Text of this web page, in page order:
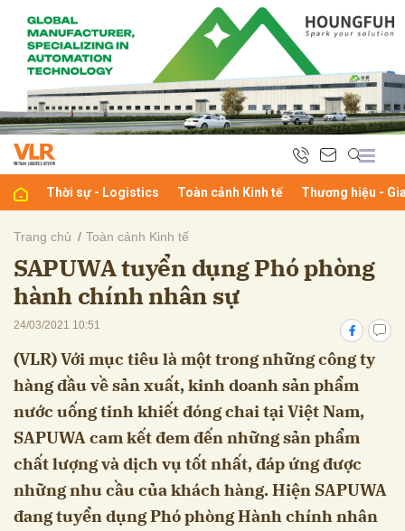
Thời sự - Logistics Toàn cảnh Kinh tế Thương hiệu -
Trang chủ Toàn cảnh Kinh tế
SAPUWA tuyển dụng Phó phòng
hành chính nhân sự
24/03/2021 10:51
(VLR) Với mục tiêu là một trong những công ty
hàng đầu về sản xuất, kinh doanh sản phẩm
nước uống tinh khiết đóng chai tại Việt Nam,
SAPUWA cam kết đem đến những sản phẩm
chất lượng và dịch vụ tốt nhất, đáp ứng được
những nhu cầu của khách hàng. Hiện SAPUWA
đang tuyển dụng Phó phòng Hành chính nhân
luận
Hủy